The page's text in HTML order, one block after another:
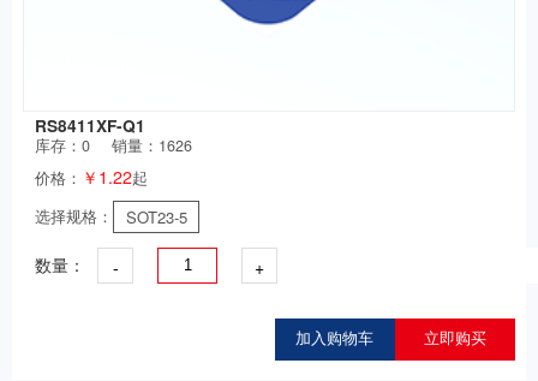
RS8411XF-Q1
库存：0
销量：1626
价格： ￥1.22起
选择规格：
SOT23-5
数量： - +
加入购物车 立即购买